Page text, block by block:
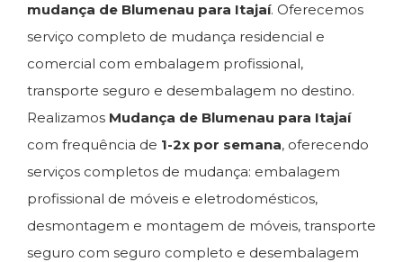
mudança de Blumenau para Itajaí. Oferecemos
serviço completo de mudança residencial e
comercial com embalagem profissional,
transporte seguro e desembalagem no destino.
Realizamos Mudança de Blumenau para Itajaí
com frequência de 1-2x por semana, oferecendo
serviços completos de mudança: embalagem
profissional de móveis e eletrodomésticos,
desmontagem e montagem de móveis, transporte
seguro com seguro completo e desembalagem